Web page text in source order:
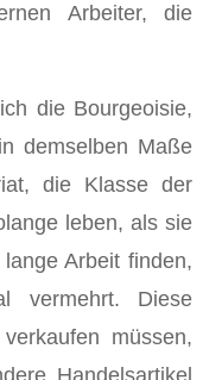
Arbeiter, die
die Bourgeoisie,
demselben Maße
die Klasse der
leben, als sie
Arbeit finden,
vermehrt. Diese
müssen,
Handelsartikel